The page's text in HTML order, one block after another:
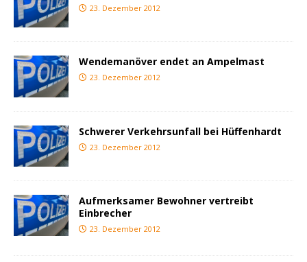
23. Dezember 2012
Wendemanöver endet an Ampelmast
23. Dezember 2012
Schwerer Verkehrsunfall bei Hüffenhardt
23. Dezember 2012
Aufmerksamer Bewohner vertreibt
Einbrecher
23. Dezember 2012